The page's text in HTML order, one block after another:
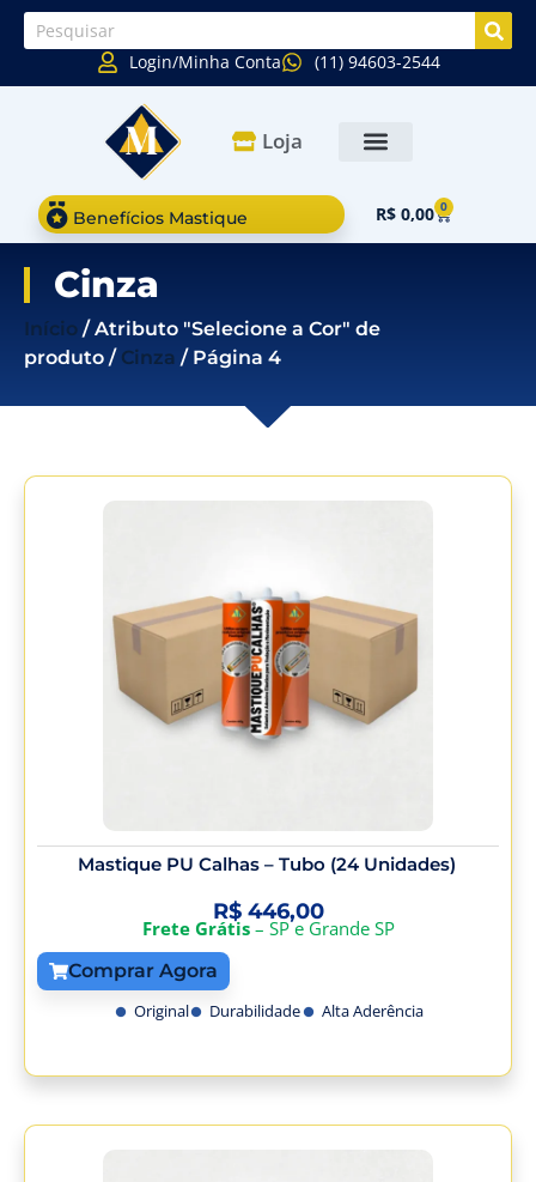
Login/Minha Conta (11) 94603-2544
Loja
Benefícios Mastique R$ 0,00 0
Cinza
Início / Atributo "Selecione a Cor" de
produto / Cinza / Página 4
Mastique PU Calhas – Tubo (24 Unidades)
R$446,00
Frete Grátis– SP e Grande SP
Comprar Agora
Original Durabilidade Alta Aderência